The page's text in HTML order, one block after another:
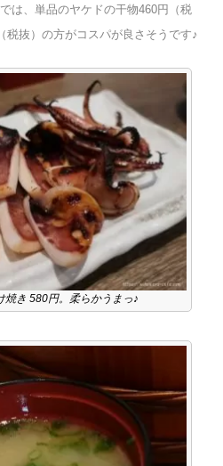
は、単品のヤケドの干物460円（税
税抜）の方がコスパが良さそうです♪
焼き 580円。柔らかうまっ♪